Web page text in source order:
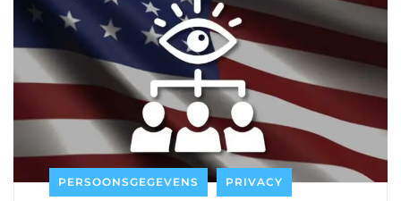
PERSOONSGEGEVENS PRIVACY